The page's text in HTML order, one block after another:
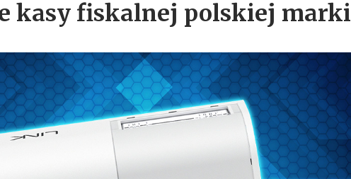
kasy fiskalnej polskiej marki